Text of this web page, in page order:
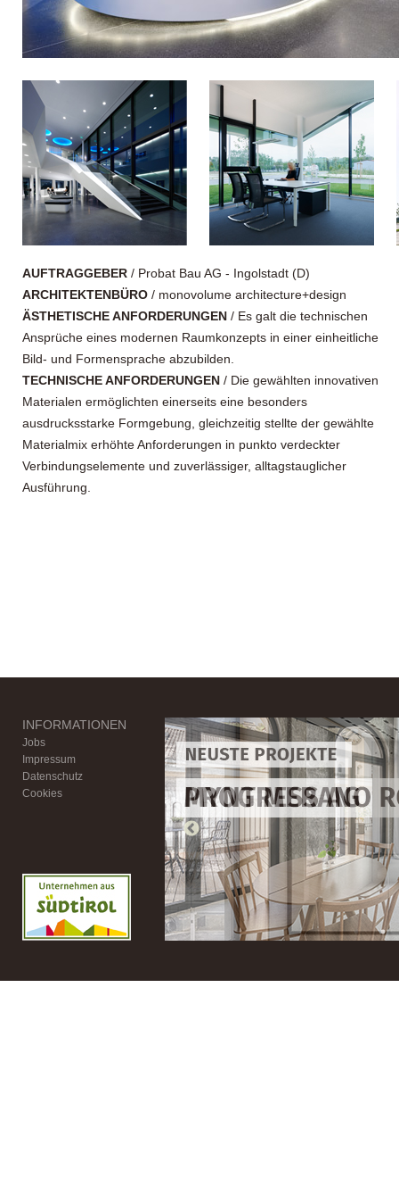
AUFTRAGGEBER / Probat Bau AG - Ingolstadt (D)
ARCHITEKTENBÜRO / monovolume architecture+design
ÄSTHETISCHE ANFORDERUNGEN / Es galt die technischen
Ansprüche eines modernen Raumkonzepts in einer einheitliche
Bild- und Formensprache abzubilden.
TECHNISCHE ANFORDERUNGEN / Die gewählten innovativen
Materialen ermöglichten einerseits eine besonders
ausdrucksstarke Formgebung, gleichzeitig stellte der gewählte
Materialmix erhöhte Anforderungen in punkto verdeckter
Verbindungselemente und zuverlässiger, alltagstauglicher
Ausführung.
INFORMATIONEN
Jobs
Impressum
Datenschutz
Cookies
Footer Slide -
Footer Slide -
Footer Slide -
Footer Slide -
Footer Slide - Pur